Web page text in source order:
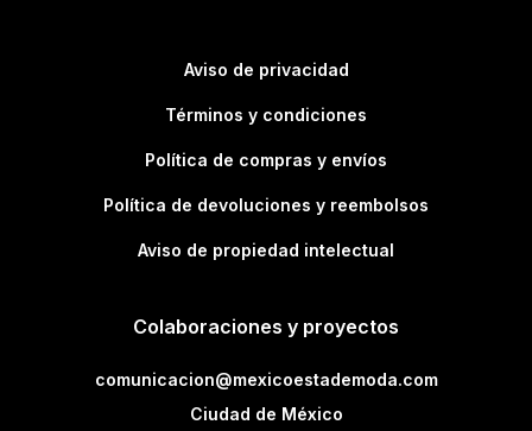
Aviso de privacidad
Términos y condiciones
Política de compras y envíos
Política de devoluciones y reembolsos
Aviso de propiedad intelectual
Colaboraciones y proyectos
comunicacion@mexicoestademoda.com
Ciudad de México